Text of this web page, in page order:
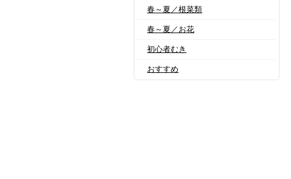
春～夏／根菜類
春～夏／お花
初心者むき
おすすめ